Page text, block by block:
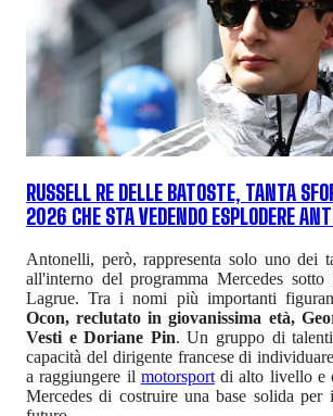
RUSSELL RE DELLE BATOSTE, TANTA
2026 CHE STA VEDENDO ESPLODERE
Antonelli, però, rappresenta solo uno dei
all'interno del programma Mercedes
Lagrue. Tra i nomi più importanti
Ocon, reclutato in giovanissima età,
Vesti e Doriane Pin. Un gruppo di
capacità del dirigente francese di
a raggiungere il motorsportdi alto livello e
Mercedes di costruire una base solida per